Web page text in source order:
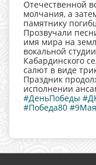
Отечественной
молчания, а
памятнику
Прозвучали
имя мира на
вокальной
Кабардинского
салют в виде
Праздник
исполнении
#ДеньПобеды
#Победа80 #9Мая